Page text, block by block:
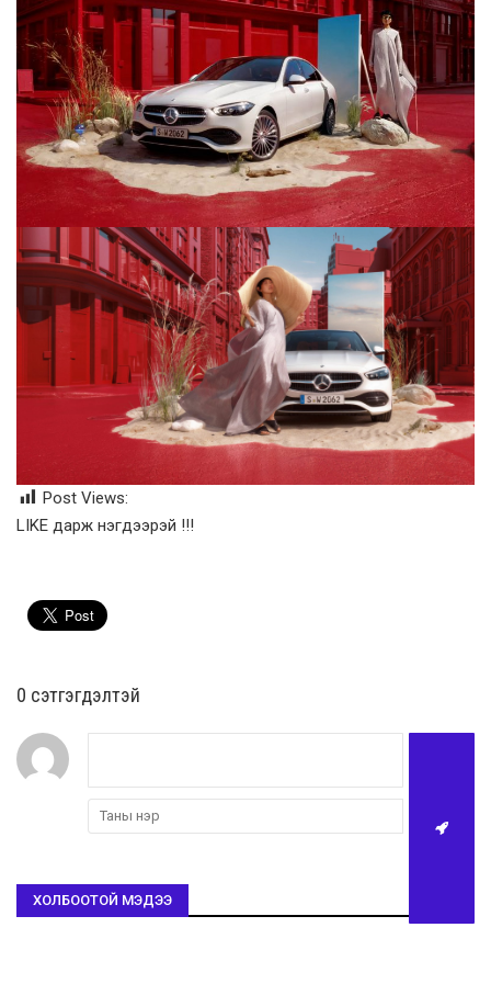
Post Views:
LIKE дарж нэгдээрэй !!!
0 cэтгэгдэлтэй
ХОЛБООТОЙ МЭДЭЭ